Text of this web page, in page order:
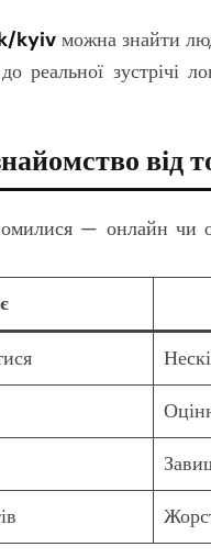
kyiv можна знайти
реальної зустрічі
від
— онлайн чи